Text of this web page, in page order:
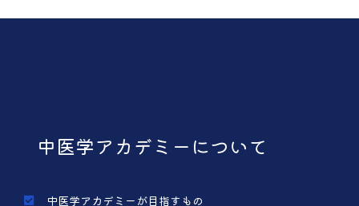
中医学アカデミーについて
中医学アカデミーが目指すもの